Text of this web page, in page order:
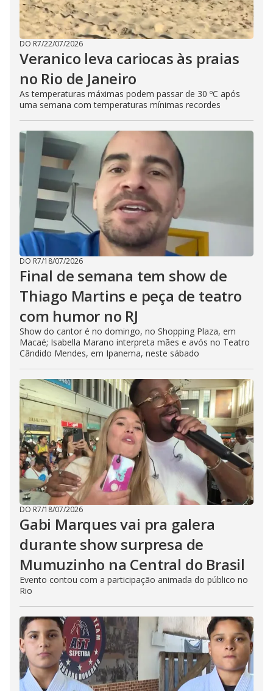
DO R7/22/07/2026
Veranico leva cariocas às praias
no Rio de Janeiro
As temperaturas máximas podem passar de 30 ºC após
uma semana com temperaturas mínimas recordes
DO R7/18/07/2026
Final de semana tem show de
Thiago Martins e peça de teatro
com humor no RJ
Show do cantor é no domingo, no Shopping Plaza, em
Macaé; Isabella Marano interpreta mães e avós no Teatro
Cândido Mendes, em Ipanema, neste sábado
DO R7/18/07/2026
Gabi Marques vai pra galera
durante show surpresa de
Mumuzinho na Central do Brasil
Evento contou com a participação animada do público no
Rio